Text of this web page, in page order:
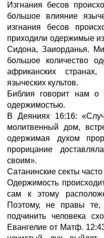
Изгнания бесов
большое влияние
изгнания бесов
приходили одержимые
Сидона, Заиорданья.
большое количество
африканских
языческих культов.
Библия говорит нам о
одержимостью.
В Деяниях 16:16:
молитвенный дом,
одержимая духом
прорицание
своим».
Сатанинские секты
Одержимость
сам к этому
Поэтому, не правы те,
подчинить человека
Евангелие от Матф.